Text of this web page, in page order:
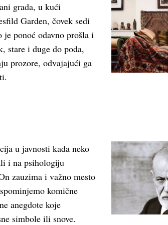
grada, u kući
Garden, čovek sedi
je ponoć odavno prošla i
stare i duge do poda,
prozore, odvajajući ga
u javnosti kada neko
i na psihologiju
zauzima i važno mesto
komične
anegdote koje
simbole ili snove.